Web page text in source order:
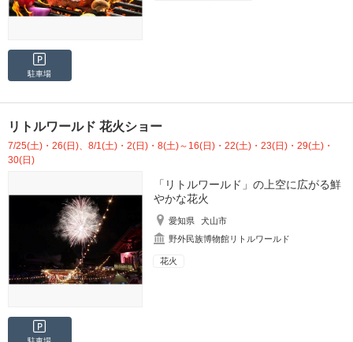
駐車場
リトルワールド 花火ショー
7/25(土)・26(日)、8/1(土)・2(日)・8(土)～16(日)・22(土)・23(日)・29(土)・
30(日)
「リトルワールド」の上空に広がる鮮
やかな花火
愛知県
犬山市
野外民族博物館リトルワールド
花火